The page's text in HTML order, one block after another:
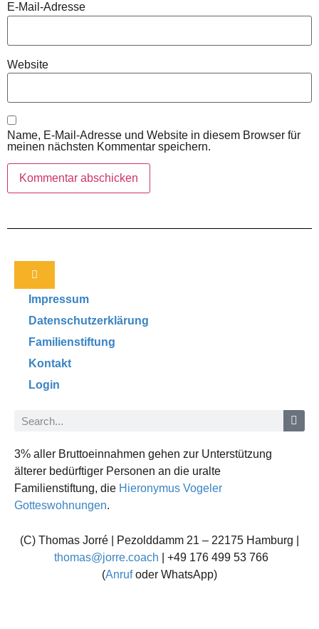
E-Mail-Adresse
Website
Name, E-Mail-Adresse und Website in diesem Browser für
meinen nächsten Kommentar speichern.
Impressum
Datenschutzerklärung
Familienstiftung
Kontakt
Login
3% aller Bruttoeinnahmen gehen zur Unterstützung
älterer bedürftiger Personen an die uralte
Familienstiftung, die Hieronymus Vogeler
Gotteswohnungen.
(C) Thomas Jorré | Pezolddamm 21 – 22175 Hamburg |
thomas@jorre.coach | +49 176 499 53 766
(Anrufoder WhatsApp)